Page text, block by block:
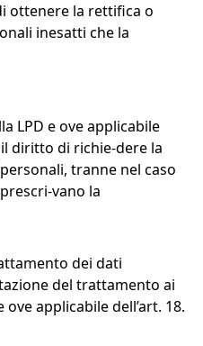
ottenere la rettifica o
inesatti che la
LPD e ove applicabile
il diritto di richie-dere la
tranne nel caso
vano la
dei dati
del trattamento ai
ove applicabile dell’art. 18.